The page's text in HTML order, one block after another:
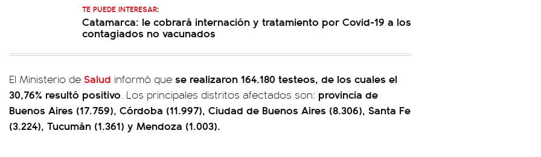
TE PUEDE INTERESAR:
Catamarca: le cobrará internación y tratamiento por Covid-19 a los
contagiados no vacunados
El Ministerio de Salud informó que se realizaron 164.180 testeos, de los cuales el
30,76% resultó positivo. Los principales distritos afectados son: provincia de
Buenos Aires (17.759), Córdoba (11.997), Ciudad de Buenos Aires (8.306), Santa Fe
(3.224), Tucumán (1.361) y Mendoza (1.003).